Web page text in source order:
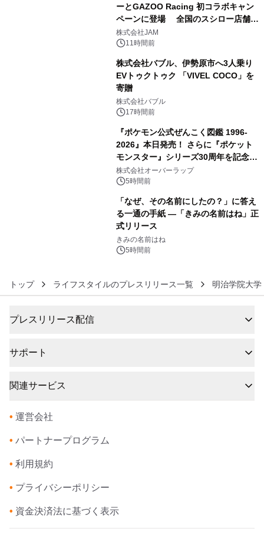
ーとGAZOO Racing 初コラボキャン
ペーンに登場 全国のスシロー店舗で
GR 4車種の FUNBOO(ミニカー)付き
メニューが展開されます
株式会社JAM
11時間前
株式会社バブル、伊勢原市へ3人乗り
EVトゥクトゥク 「VIVEL COCO」を
寄贈
株式会社バブル
17時間前
『ポケモン公式ぜんこく図鑑 1996-
2026』本日発売！ さらに『ポケット
モンスター』シリーズ30周年を記念し
た画集『ポケットモンスター ビジュア
ルアートブック』の発売決定！ 2026
株式会社オーバーラップ
5時間前
「なぜ、その名前にしたの？」に答え
る一通の手紙 ―「きみの名前はね」正
式リリース
きみの名前はね
5時間前
トップ ライフスタイルのプレスリリース一覧 明治学院大学
プレスリリース配信
サポート
関連サービス
• 運営会社
• パートナープログラム
• 利用規約
• プライバシーポリシー
• 資金決済法に基づく表示